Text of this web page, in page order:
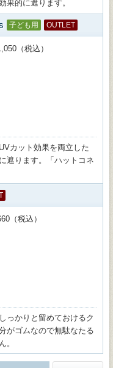
果的に遮ります。
子ども用 OUTLET
（税込）
カット効果を両立した
遮ります。「ハットコネ
（税込）
っかりと留めておけるク
がゴムなので無駄なたる
。